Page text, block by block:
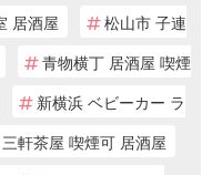
居酒屋
松山市 子連
青物横丁 居酒屋 喫煙
新横浜 ベビーカー ラ
三軒茶屋 喫煙可 居酒屋